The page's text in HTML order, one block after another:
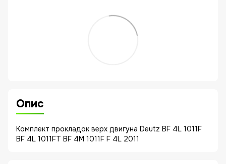
Опис
Комплект прокладок верх двигуна Deutz BF 4L 1011F
BF 4L 1011FT BF 4M 1011F F 4L 2011